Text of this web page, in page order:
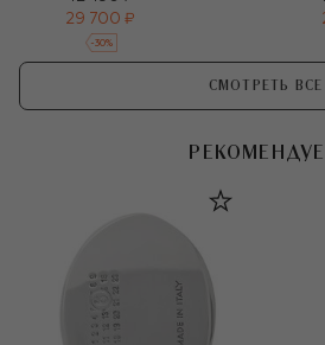
29 700 ₽
-30%
СМОТРЕТЬ ВСЕ